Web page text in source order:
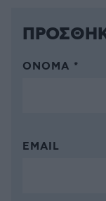
ΌΝΟΜΑ *
EMAIL